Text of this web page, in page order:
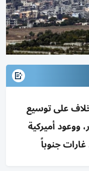
خلاف على توسيع
ووعود أميركية
جنوباً